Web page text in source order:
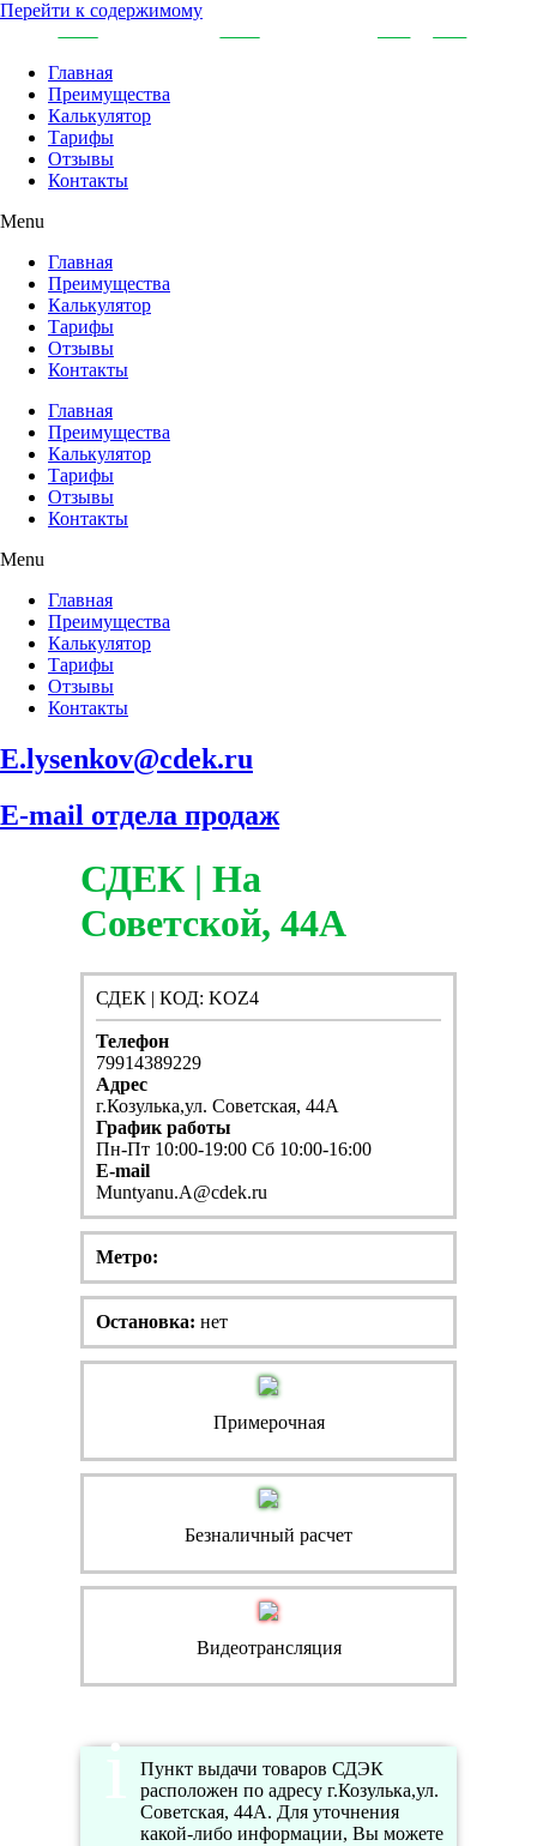
Перейти к содержимому
Главная
Преимущества
Калькулятор
Тарифы
Отзывы
Контакты
Menu
Главная
Преимущества
Калькулятор
Тарифы
Отзывы
Контакты
Главная
Преимущества
Калькулятор
Тарифы
Отзывы
Контакты
Menu
Главная
Преимущества
Калькулятор
Тарифы
Отзывы
Контакты
E.lysenkov@cdek.ru
E-mail отдела продаж
СДЕК | На
Советской, 44А
СДЕК | КОД: KOZ4
Телефон
79914389229
Адрес
г.Козулька,ул. Советская, 44А
График работы
Пн-Пт 10:00-19:00 Сб 10:00-16:00
E-mail
Muntyanu.A@cdek.ru
Метро:
Остановка: нет
Примерочная
Безналичный расчет
Видеотрансляция
Пункт выдачи товаров СДЭК
расположен по адресу г.Козулька,ул.
Советская, 44А. Для уточнения
какой-либо информации, Вы можете